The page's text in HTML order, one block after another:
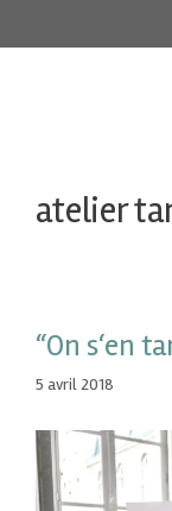
atelier
“On s‘en
5 avril 2018